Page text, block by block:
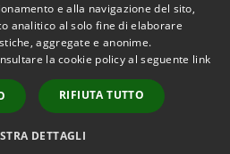
Copyright © 2026 • Città di
Messina • Powered by
Municipium•
Accesso
redazione
e alla navigazione del sito,
analitico al solo fine di elaborare
aggregate e anonime.
la cookie policy al seguente link
RIFIUTA TUTTO
DETTAGLI